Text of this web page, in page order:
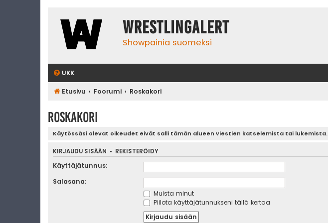
WrestlingAlert
Showpainia suomeksi
UKK
Etusivu Foorumi Roskakori
Roskakori
Käytössäsi olevat oikeudet eivät salli tämän alueen viestien katselemista tai lukemista.
KIRJAUDU SISÄÄN • REKISTERÖIDY
Käyttäjätunnus:
Salasana:
Muista minut
Piilota käyttäjätunnukseni tällä kertaa